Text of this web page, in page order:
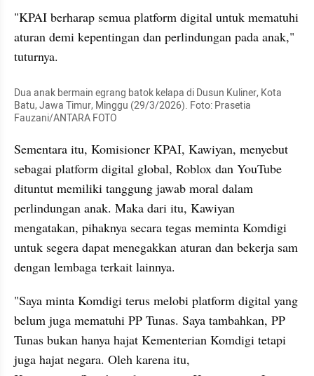
"KPAI berharap semua platform digital untuk mematuhi
aturan demi kepentingan dan perlindungan pada anak,"
tuturnya.
Dua anak bermain egrang batok kelapa di Dusun Kuliner, Kota
Batu, Jawa Timur, Minggu (29/3/2026). Foto: Prasetia
Fauzani/ANTARA FOTO
Sementara itu, Komisioner KPAI, Kawiyan, menyebut
sebagai platform digital global, Roblox dan YouTube
dituntut memiliki tanggung jawab moral dalam
perlindungan anak. Maka dari itu, Kawiyan
mengatakan, pihaknya secara tegas meminta Komdigi
untuk segera dapat menegakkan aturan dan bekerja sam
dengan lembaga terkait lainnya.
"Saya minta Komdigi terus melobi platform digital yang
belum juga mematuhi PP Tunas. Saya tambahkan, PP
Tunas bukan hanya hajat Kementerian Komdigi tetapi
juga hajat negara. Oleh karena itu,